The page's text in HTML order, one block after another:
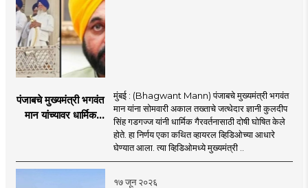
पंजाबचे मुख्यमंत्री भगवंत
मान यांच्यावर धार्मिक
खळबळ
मुंबई : (Bhagwant Mann) पंजाबचे मुख्यमंत्री भगवंत
मान यांना सोमवारी अकाल तख्ताचे जत्थेदार ज्ञानी कुलदीप
सिंह गडगज्ज यांनी धार्मिक गैरवर्तनासाठी दोषी घोषित केले
होते. हा निर्णय एका कथित व्हायरल व्हिडिओच्या आधारे
घेण्यात आला. त्या व्हिडिओमध्ये मुख्यमंत्री ..
१७ जून २०२६